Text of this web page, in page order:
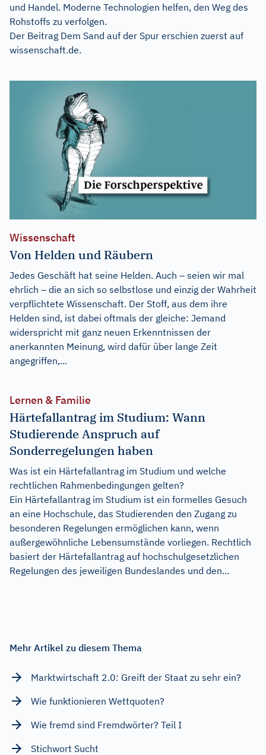
und Handel. Moderne Technologien helfen, den Weg des
Rohstoffs zu verfolgen.
Der Beitrag Dem Sand auf der Spur erschien zuerst auf
wissenschaft.de.
Wissenschaft
Von Helden und Räubern
Jedes Geschäft hat seine Helden. Auch – seien wir mal
ehrlich – die an sich so selbstlose und einzig der Wahrheit
verpflichtete Wissenschaft. Der Stoff, aus dem ihre
Helden sind, ist dabei oftmals der gleiche: Jemand
widerspricht mit ganz neuen Erkenntnissen der
anerkannten Meinung, wird dafür über lange Zeit
angegriffen,...
Lernen & Familie
Härtefallantrag im Studium: Wann
Studierende Anspruch auf
Sonderregelungen haben
Was ist ein Härtefallantrag im Studium und welche
rechtlichen Rahmenbedingungen gelten?
Ein Härtefallantrag im Studium ist ein formelles Gesuch
an eine Hochschule, das Studierenden den Zugang zu
besonderen Regelungen ermöglichen kann, wenn
außergewöhnliche Lebensumstände vorliegen. Rechtlich
basiert der Härtefallantrag auf hochschulgesetzlichen
Regelungen des jeweiligen Bundeslandes und den...
Mehr Artikel zu diesem Thema
Marktwirtschaft 2.0: Greift der Staat zu sehr ein?
Wie funktionieren Wettquoten?
Wie fremd sind Fremdwörter? Teil I
Stichwort Sucht